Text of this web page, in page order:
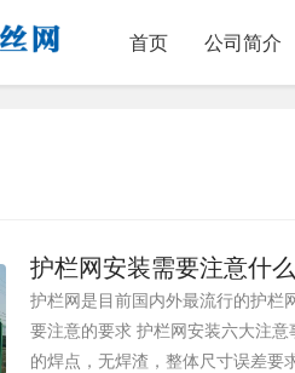
首页 公司简介
护栏网安装需要注意什
护栏网是目前国内外最流行的护栏
要注意的要求 护栏网安装六大注
的焊点，无焊渣，整体尺寸误差